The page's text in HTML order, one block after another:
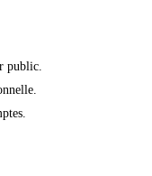
public.